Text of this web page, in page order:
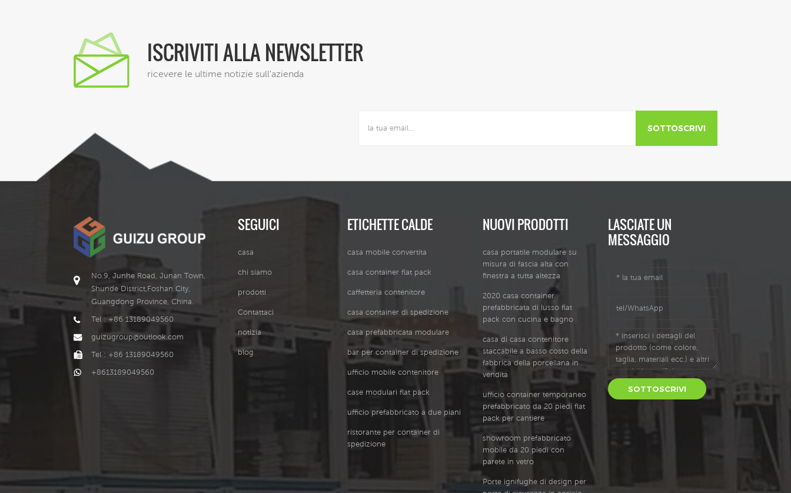
ISCRIVITI ALLA NEWSLETTER
ricevere le ultime notizie sull'azienda
SOTTOSCRIVI
No.9, Junhe Road, Junan Town,
Shunde District,Foshan City,
Guangdong Province, China.
Tel : +86 13189049560
guizugroup@outlook.com
Tel : +86 13189049560
+8613189049560
SEGUICI
casa
chi siamo
prodotti
Contattaci
notizia
blog
ETICHETTE CALDE
casa mobile convertita
casa container flat pack
caffetteria contenitore
casa container di spedizione
casa prefabbricata modulare
bar per container di spedizione
ufficio mobile contenitore
case modulari flat pack
ufficio prefabbricato a due piani
ristorante per container di
spedizione
NUOVI PRODOTTI
casa portatile modulare su
misura di fascia alta con
finestra a tutta altezza
2020 casa container
prefabbricata di lusso flat
pack con cucina e bagno
casa di casa contenitore
staccabile a basso costo della
fabbrica della porcellana in
vendita
ufficio container temporaneo
prefabbricato da 20 piedi flat
pack per cantiere
showroom prefabbricato
mobile da 20 piedi con
parete in vetro
Porte ignifughe di design per
LASCIATE UN
MESSAGGIO
SOTTOSCRIVI